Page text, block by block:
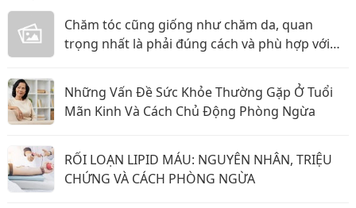
Chăm tóc cũng giống như chăm da, quan
trọng nhất là phải đúng cách và phù hợp với
Những Vấn Đề Sức Khỏe Thường Gặp Ở Tuổi
Mãn Kinh Và Cách Chủ Động Phòng Ngừa
RỐI LOẠN LIPID MÁU: NGUYÊN NHÂN, TRIỆU
CHỨNG VÀ CÁCH PHÒNG NGỪA